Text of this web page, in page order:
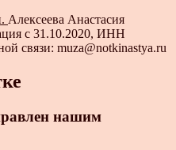
Алексеева Анастасия
с 31.10.2020, ИНН
связи: muza@notkinastya.ru
нашим